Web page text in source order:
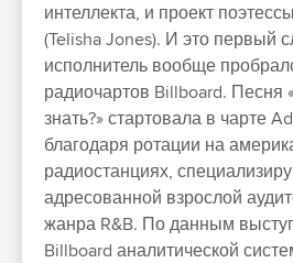
интеллекта, и проект
(Telisha Jones). И это первый
исполнитель вообще
радиочартов Billboard. Песня
знать?» стартовала в чарте
благодаря ротации на
радиостанциях,
адресованной взрослой
жанра R&B. По данным
Billboard аналитической